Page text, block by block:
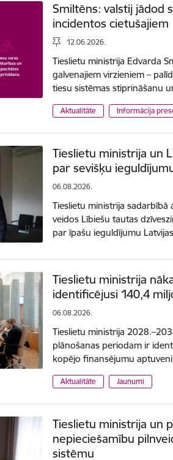
Smiltēns: valstij jādod
incidentos cietušajiem
12.06.2026.
Tieslietu ministrija Edvarda
galvenajiem virzieniem –
tiesu sistēmas stiprināšanu
Aktualitāte Informācija
Tieslietu ministrija un
par sevišķu
06.08.2026.
Tieslietu ministrija sadarbībā
veidos Lībiešu tautas
par īpašu ieguldījumu
Tieslietu ministrija
identificējusi 140,4
06.08.2026.
Tieslietu ministrija
plānošanas periodam ir
kopējo finansējumu
Aktualitāte Jaunumi
Tieslietu ministrija un
nepieciešamību
sistēmu